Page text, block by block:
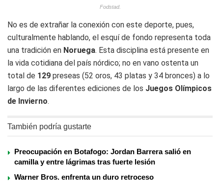
Fodstad.
No es de extrañar la conexión con este deporte, pues,
culturalmente hablando, el esquí de fondo representa toda
una tradición en Noruega. Esta disciplina está presente en
la vida cotidiana del país nórdico; no en vano ostenta un
total de 129 preseas (52 oros, 43 platas y 34 bronces) a lo
largo de las diferentes ediciones de los Juegos Olímpicos
de Invierno.
También podría gustarte
Preocupación en Botafogo: Jordan Barrera salió en
camilla y entre lágrimas tras fuerte lesión
Warner Bros. enfrenta un duro retroceso